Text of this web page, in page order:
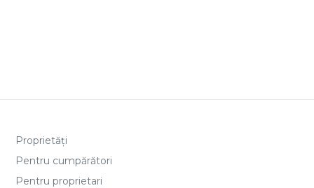
ANPC
Politică de confidențialitate